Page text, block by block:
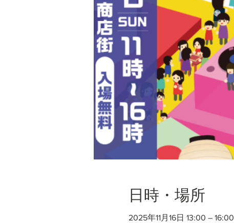
日時・場所
2025年11月16日 13:00 – 16:00